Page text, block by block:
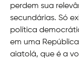
perdem sua
secundárias. Só
política
em uma
aiatolá, que é a